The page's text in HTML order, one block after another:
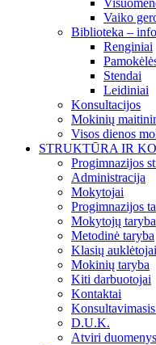
Vaiko
Biblioteka –
Renginiai
Stendai
Leidiniai
Konsultacijos
Mokinių
Visos dienos
STRUKTŪRA IR
Progimnazijos
Administracija
Mokytojai
Progimnazijos
Mokytojų taryba
Metodinė taryba
Klasių auklėtojai
Mokinių taryba
Kiti darbuotojai
Kontaktai
D.U.K.
Atviri duomenys